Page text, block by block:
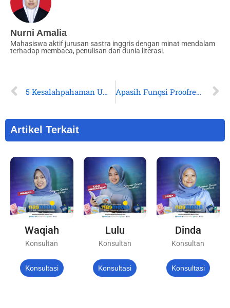
Nurni Amalia
Mahasiswa aktif jurusan sastra inggris dengan minat mendalam
terhadap membaca, penulisan dan dunia literasi.
5 Kesalahpahaman Umum Tentang Hak Cipta yang Harus Kamu Tahu Apasih Fungsi Proofreading untuk Buku?
Artikel Terkait
Waqiah
Konsultan
Konsultasi
Lulu
Konsultan
Konsultasi
Dinda
Konsultan
Konsultasi